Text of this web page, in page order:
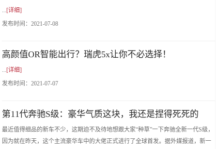
...[详细]
发布时间：2021-07-08
高颜值OR智能出行？瑞虎5x让你不必选择！
...[详细]
发布时间：2021-07-07
第11代奔驰S级：豪华气质这块，我还是捏得死死的
最近值得细品的新车不少，这期迫不及待地想跟大家“种草”一下奔驰全新一代S级，
因为就在昨天，这个主流豪华车中的大佬正式进行了全球首发。据外媒报道，新一